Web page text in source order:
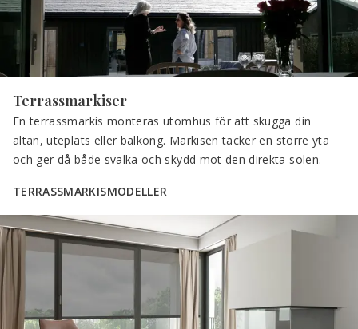
Terrassmarkiser
En terrassmarkis monteras utomhus för att skugga din
altan, uteplats eller balkong. Markisen täcker en större yta
och ger då både svalka och skydd mot den direkta solen.
TERRASSMARKISMODELLER